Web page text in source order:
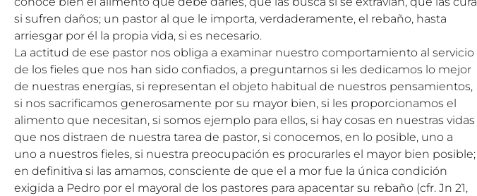
si sufren daños; un pastor al que le importa, verdaderamente, el rebaño, hasta
arriesgar por él la propia vida, si es necesario.
La actitud de ese pastor nos obliga a examinar nuestro comportamiento al servicio
de los fieles que nos han sido confiados, a preguntarnos si les dedicamos lo mejor
de nuestras energías, si representan el objeto habitual de nuestros pensamientos,
si nos sacrificamos generosamente por su mayor bien, si les proporcionamos el
alimento que necesitan, si somos ejemplo para ellos, si hay cosas en nuestras vidas
que nos distraen de nuestra tarea de pastor, si conocemos, en lo posible, uno a
uno a nuestros fieles, si nuestra preocupación es procurarles el mayor bien posible;
en definitiva si las amamos, consciente de que el a mor fue la única condición
exigida a Pedro por el mayoral de los pastores para apacentar su rebaño (cfr. Jn 21,